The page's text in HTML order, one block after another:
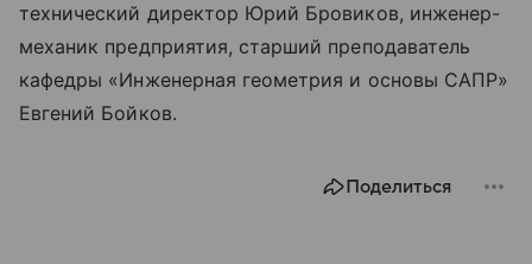
технический директор Юрий Бровиков, инженер-
механик предприятия, старший преподаватель
кафедры «Инженерная геометрия и основы САПР»
Евгений Бойков.
Поделиться